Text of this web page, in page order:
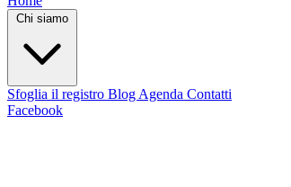
Chi siamo
Sfoglia il registro Blog Agenda Contatti
Facebook